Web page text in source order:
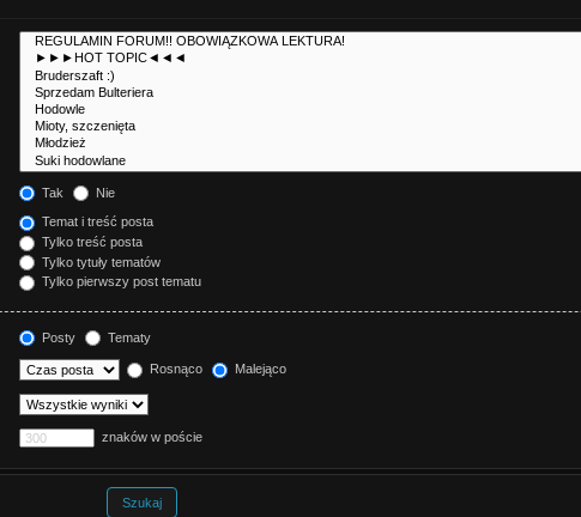
Tak Nie
Temat i treść posta
Tylko treść posta
Tylko tytuły tematów
Tylko pierwszy post tematu
Posty Tematy
Rosnąco Malejąco
znaków w poście